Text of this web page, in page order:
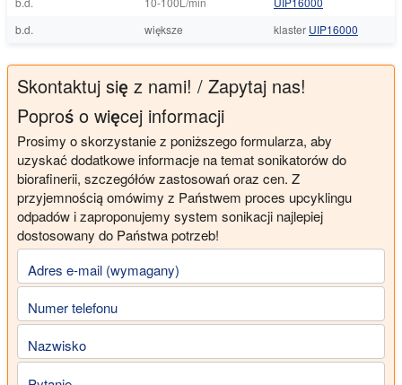
b.d.
większe klaster UIP16000
Skontaktuj się z nami! / Zapytaj nas!
Poproś o więcej informacji
Prosimy o skorzystanie z poniższego formularza, aby
uzyskać dodatkowe informacje na temat sonikatorów do
biorafinerii, szczegółów zastosowań oraz cen. Z
przyjemnością omówimy z Państwem proces upcyklingu
odpadów i zaproponujemy system sonikacji najlepiej
dostosowany do Państwa potrzeb!
Adres e-mail (wymagany)
Numer telefonu
Nazwisko